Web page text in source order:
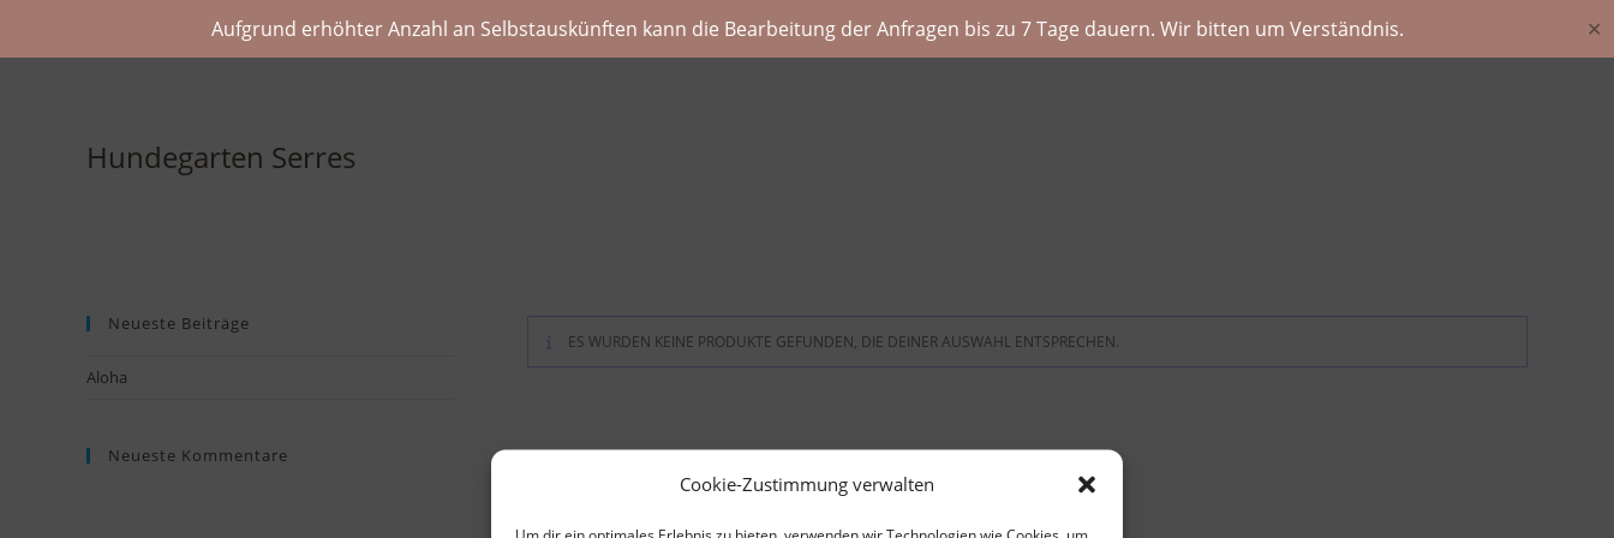
Aufgrund erhöhter Anzahl an Selbstauskünften kann die Bearbeitung der Anfragen bis zu 7 Tage dauern. Wir bitten um Verständnis. ✕
Cookie-Zustimmung verwalten
Hundegarten Serres
ES WURDEN KEINE PRODUKTE GEFUNDEN, DIE DEINER AUSWAHL ENTSPRECHEN.
Neueste Beiträge
Aloha
Neueste Kommentare